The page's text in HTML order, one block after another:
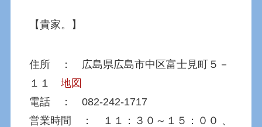
【貴家。】
住所 ： 広島県広島市中区富士見町５－
１１地図
電話 ： 082-242-1717
営業時間 ： １１：３０～１５：００ 、